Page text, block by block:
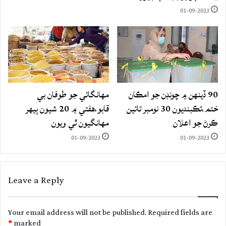
01-09-2023
90 ڏينهن ۾ چونڊن جو امڪان
ختم،تڪبنديون 30 نومبر تائين
ڪرڻ جو اعلان
01-09-2023
مهانگائي جو طوفان بي
قابو،هفتي ۾ 20 شيون ٻيهر
مهانگيون ٿي ويون
01-09-2023
Leave a Reply
Your email address will not be published.Required fields are